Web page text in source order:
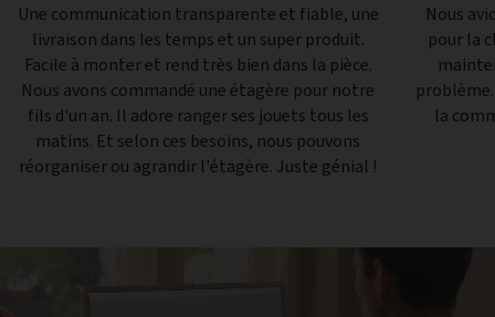
Une communication transparente et fiable, une
livraison dans les temps et un super produit.
Facile à monter et rend très bien dans la pièce.
Nous avons commandé une étagère pour notre
fils d'un an. Il adore ranger ses jouets tous les
matins. Et selon ces besoins, nous pouvons
réorganiser ou agrandir l'étagère. Juste génial !
Nous
pour la
la